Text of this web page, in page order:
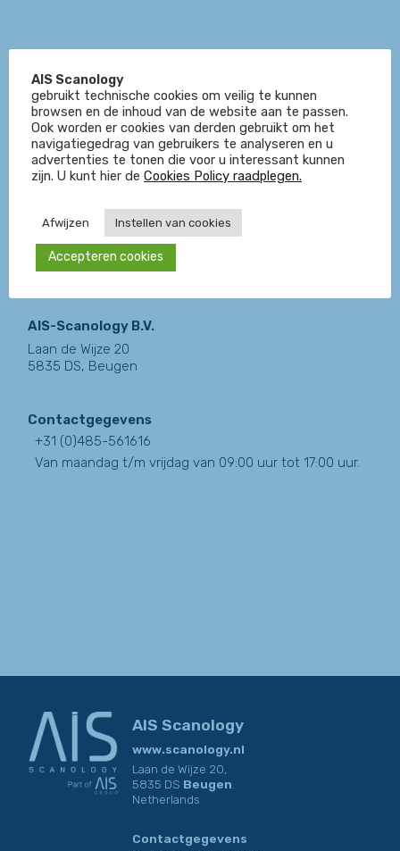
AIS-Scanology B.V.
Laan de Wijze 20
5835 DS, Beugen
Contactgegevens
+31 (0)485-561616
Van maandag t/m vrijdag van 09:00 uur tot 17:00 uur.
AIS Scanology
www.scanology.nl
Laan de Wijze 20,
5835 DS Beugen
Netherlands
Contactgegevens
AIS Scanology
gebruikt technische cookies om veilig te kunnen
browsen en de inhoud van de website aan te passen.
Ook worden er cookies van derden gebruikt om het
navigatiegedrag van gebruikers te analyseren en u
advertenties te tonen die voor u interessant kunnen
zijn. U kunt hier de Cookies Policy raadplegen.
Afwijzen Instellen van cookies
Accepteren cookies